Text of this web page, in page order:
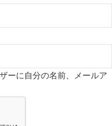
ーに自分の名前、メールア